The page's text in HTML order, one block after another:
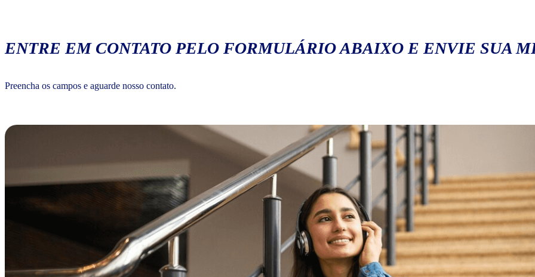
ENTRE EM CONTATO PELO FORMULÁRIO ABAIXO E ENVIE SUA
Preencha os campos e aguarde nosso contato.